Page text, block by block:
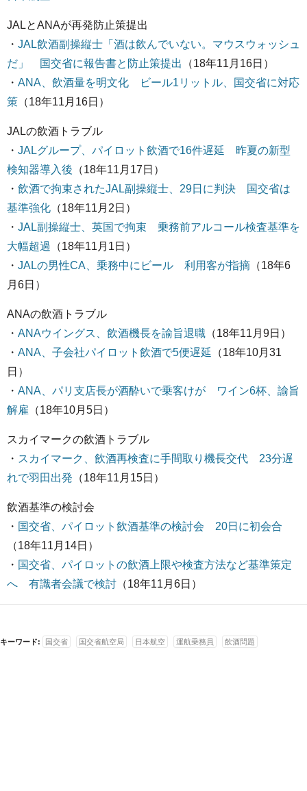
JALとANAが再発防止策提出
・ JAL飲酒副操縦士「酒は飲んでいない。マウスウォッシュ
だ」 国交省に報告書と防止策提出
（18年11月16日）
・ ANA、飲酒量を明文化 ビール1リットル、国交省に対応
策 （18年11月16日）
JALの飲酒トラブル
・ JALグループ、パイロット飲酒で16件遅延 昨夏の新型
検知器導入後 （18年11月17日）
・ 飲酒で拘束されたJAL副操縦士、29日に判決 国交省は
基準強化 （18年11月2日）
・ JAL副操縦士、英国で拘束 乗務前アルコール検査基準を
大幅超過
（18年11月1日）
・ JALの男性CA、乗務中にビール 利用客が指摘 （18年6
月6日）
ANAの飲酒トラブル
・ ANAウイングス、飲酒機長を諭旨退職 （18年11月9日）
・ ANA、子会社パイロット飲酒で5便遅延 （18年10月31
日）
・ ANA、パリ支店長が酒酔いで乗客けが ワイン6杯、諭旨
解雇 （18年10月5日）
スカイマークの飲酒トラブル
・ スカイマーク、飲酒再検査に手間取り機長交代 23分遅
れで羽田出発 （18年11月15日）
飲酒基準の検討会
・ 国交省、パイロット飲酒基準の検討会 20日に初会合
（18年11月14日）
・ 国交省、パイロットの飲酒上限や検査方法など基準策定
へ 有識者会議で検討 （18年11月6日）
キーワード: 国交省 国交省航空局 日本航空 運航乗務員 飲酒問題